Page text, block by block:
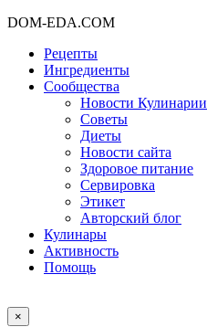
DOM-EDA.COM
Рецепты
Ингредиенты
Сообщества
Новости Кулинарии
Советы
Диеты
Новости сайта
Здоровое питание
Сервировка
Этикет
Авторский блог
Кулинары
Активность
Помощь
×